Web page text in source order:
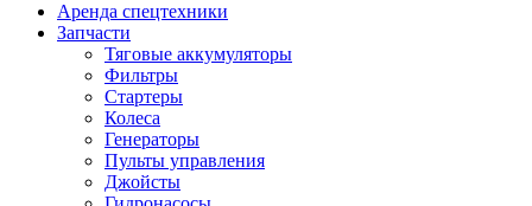
Аренда спецтехники
Запчасти
Тяговые аккумуляторы
Фильтры
Стартеры
Колеса
Генераторы
Пульты управления
Джойсты